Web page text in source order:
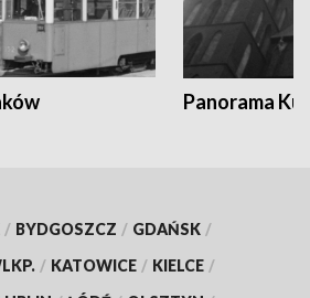
Panorama
/ BYDGOSZCZ / GDAŃSK /
/ KATOWICE / KIELCE /